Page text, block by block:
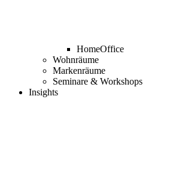
HomeOffice
Wohnräume
Markenräume
Seminare & Workshops
Insights